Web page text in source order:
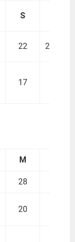
S
22 23 1/2
17
M
28
20